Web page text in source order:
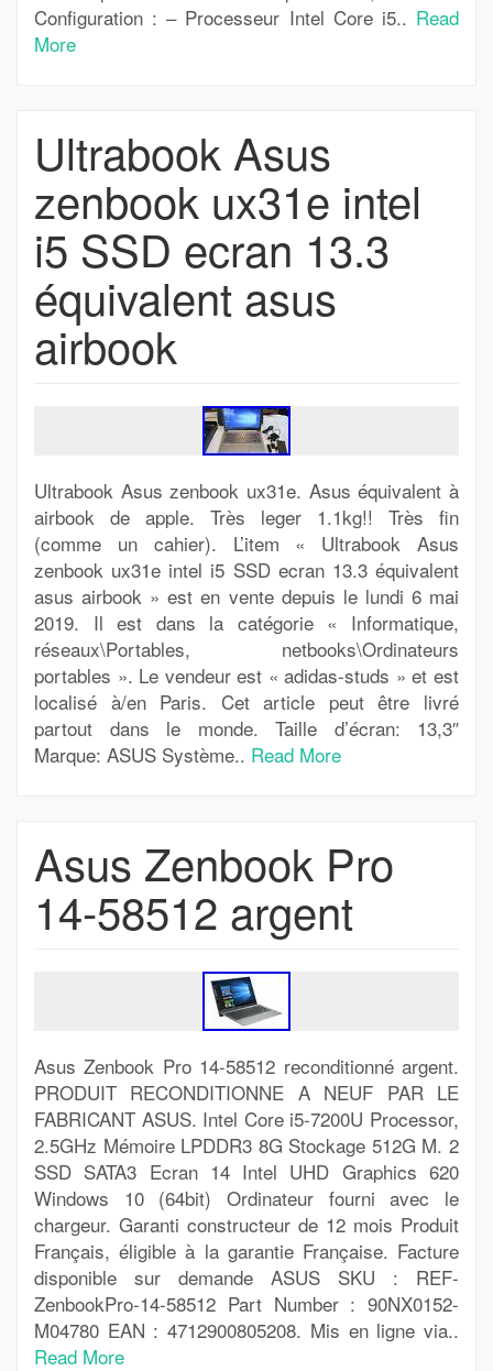
Configuration : – Processeur Intel Core i5.. Read
More
Ultrabook Asus
zenbook ux31e intel
i5 SSD ecran 13.3
équivalent asus
airbook
Ultrabook Asus zenbook ux31e. Asus équivalent à
airbook de apple. Très leger 1.1kg!! Très fin
(comme un cahier). L’item « Ultrabook Asus
zenbook ux31e intel i5 SSD ecran 13.3 équivalent
asus airbook » est en vente depuis le lundi 6 mai
2019. Il est dans la catégorie « Informatique,
réseaux\Portables, netbooks\Ordinateurs
portables ». Le vendeur est « adidas-studs » et est
localisé à/en Paris. Cet article peut être livré
partout dans le monde. Taille d’écran: 13,3″
Marque: ASUS Système.. Read More
Asus Zenbook Pro
14-58512 argent
Asus Zenbook Pro 14-58512 reconditionné argent.
PRODUIT RECONDITIONNE A NEUF PAR LE
FABRICANT ASUS. Intel Core i5-7200U Processor,
2.5GHz Mémoire LPDDR3 8G Stockage 512G M. 2
SSD SATA3 Ecran 14 Intel UHD Graphics 620
Windows 10 (64bit) Ordinateur fourni avec le
chargeur. Garanti constructeur de 12 mois Produit
Français, éligible à la garantie Française. Facture
disponible sur demande ASUS SKU : REF-
ZenbookPro-14-58512 Part Number : 90NX0152-
M04780 EAN : 4712900805208. Mis en ligne via..
Read More